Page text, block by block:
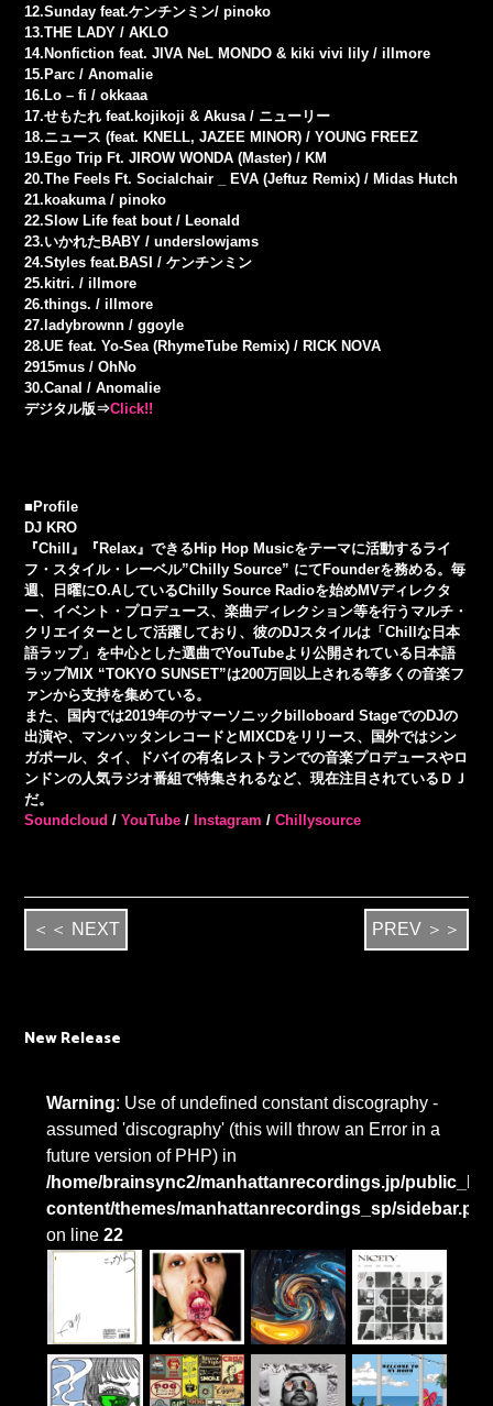
12.Sunday feat.ケンチンミン/ pinoko
13.THE LADY / AKLO
14.Nonfiction feat. JIVA NeL MONDO & kiki vivi lily / illmore
15.Parc / Anomalie
16.Lo – fi / okkaaa
17.せもたれ feat.kojikoji & Akusa / ニューリー
18.ニュース (feat. KNELL, JAZEE MINOR) / YOUNG FREEZ
19.Ego Trip Ft. JIROW WONDA (Master) / KM
20.The Feels Ft. Socialchair _ EVA (Jeftuz Remix) / Midas Hutch
21.koakuma / pinoko
22.Slow Life feat bout / Leonald
23.いかれたBABY / underslowjams
24.Styles feat.BASI / ケンチンミン
25.kitri. / illmore
26.things. / illmore
27.ladybrownn / ggoyle
28.UE feat. Yo-Sea (RhymeTube Remix) / RICK NOVA
2915mus / OhNo
30.Canal / Anomalie
デジタル版⇒Click!!
■Profile
DJ KRO
『Chill』『Relax』できるHip Hop Musicをテーマに活動するライ
フ・スタイル・レーベル”Chilly Source” にてFounderを務める。毎
週、日曜にO.AしているChilly Source Radioを始めMVディレクタ
ー、イベント・プロデュース、楽曲ディレクション等を行うマルチ・
クリエイターとして活躍しており、彼のDJスタイルは「Chillな日本
語ラップ」を中心とした選曲でYouTubeより公開されている日本語
ラップMIX “TOKYO SUNSET”は200万回以上される等多くの音楽フ
ァンから支持を集めている。
また、国内では2019年のサマーソニックbilloboard StageでのDJの
出演や、マンハッタンレコードとMIXCDをリリース、国外ではシン
ガポール、タイ、ドバイの有名レストランでの音楽プロデュースやロ
ンドンの人気ラジオ番組で特集されるなど、現在注目されているＤＪ
だ。
Soundcloud /YouTube / Instagram /Chillysource
＜＜ NEXT PREV ＞＞
New Release
Warning: Use of undefined constant discography -
assumed 'discography' (this will throw an Error in a
future version of PHP) in
/home/brainsync2/manhattanrecordings.jp/
content/themes/manhattanrecordings_sp/
on line22